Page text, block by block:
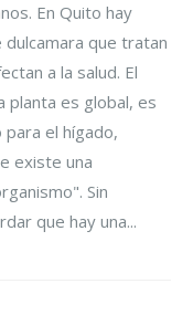
En Quito hay
que tratan
a la salud. El
planta es global, es
para el hígado,
existe una
Sin
que hay una...